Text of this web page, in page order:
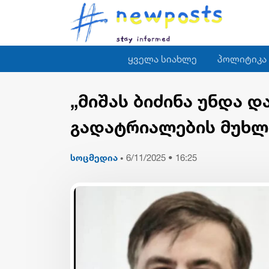
ყველა სიახლე პოლიტიკა
„მიშას ბიძინა უნდა
გადატრიალების
სოცმედია • 6/11/2025 • 16:25